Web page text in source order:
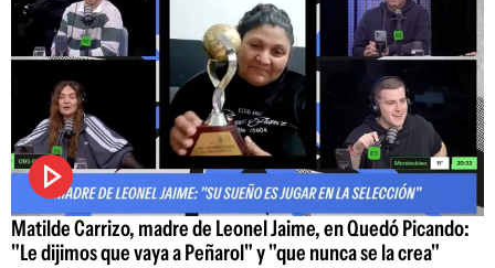
Matilde Carrizo, madre de Leonel Jaime, en Quedó Picando:
"Le dijimos que vaya a Peñarol" y "que nunca se la crea"